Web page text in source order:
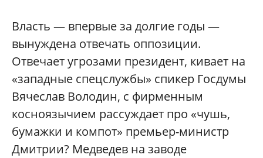
Власть — впервые за долгие годы —
вынуждена отвечать оппозиции.
Отвечает угрозами президент, кивает на
«западные спецслужбы» спикер Госдумы
Вячеслав Володин, с фирменным
косноязычием рассуждает про «чушь,
бумажки и компот» премьер-министр
Дмитрии? Медведев на заводе